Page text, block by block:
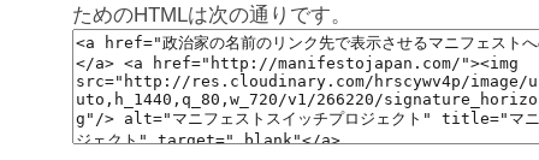
ためのHTMLは次の通りです。